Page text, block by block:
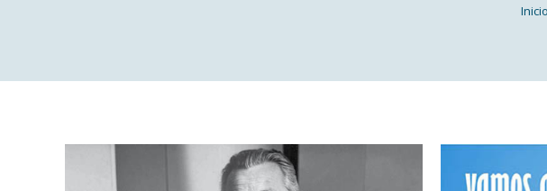
Inicio